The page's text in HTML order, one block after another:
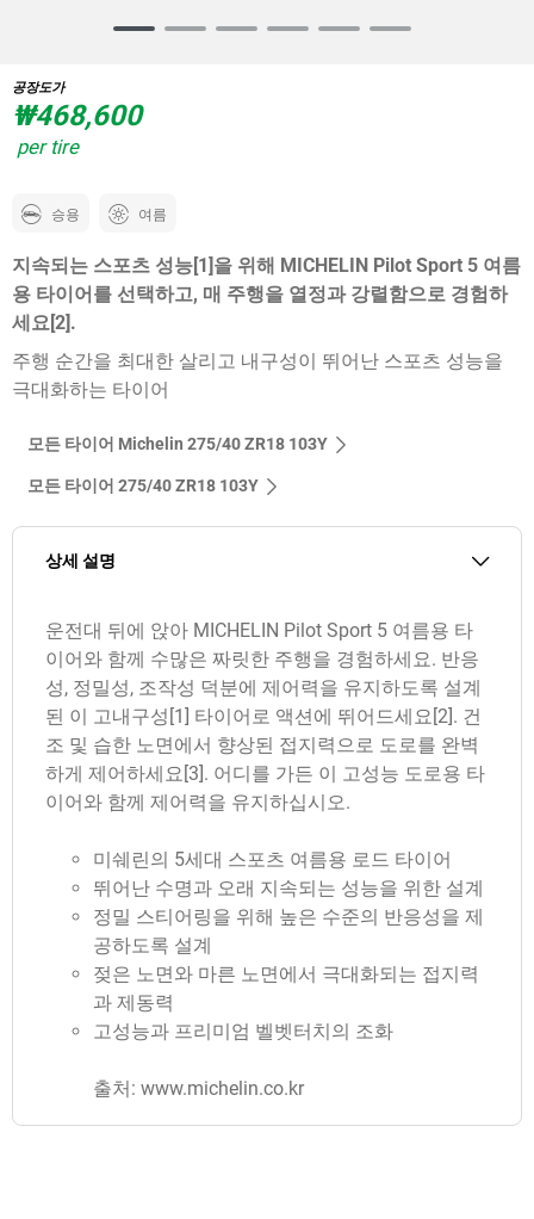
of
6
공장도가
₩468,600
per tire
승용 여름
지속되는 스포츠 성능[1]을 위해 MICHELIN Pilot Sport 5 여름
용 타이어를 선택하고, 매 주행을 열정과 강렬함으로 경험하
세요[2].
주행 순간을 최대한 살리고 내구성이 뛰어난 스포츠 성능을
극대화하는 타이어
모든 타이어 Michelin 275/40 ZR18 103Y
모든 타이어‎ 275/40 ZR18 103Y
상세 설명
운전대 뒤에 앉아 MICHELIN Pilot Sport 5 여름용 타
이어와 함께 수많은 짜릿한 주행을 경험하세요. 반응
성, 정밀성, 조작성 덕분에 제어력을 유지하도록 설계
된 이 고내구성[1] 타이어로 액션에 뛰어드세요[2]. 건
조 및 습한 노면에서 향상된 접지력으로 도로를 완벽
하게 제어하세요[3]. 어디를 가든 이 고성능 도로용 타
이어와 함께 제어력을 유지하십시오.
미쉐린의 5세대 스포츠 여름용 로드 타이어
뛰어난 수명과 오래 지속되는 성능을 위한 설계
정밀 스티어링을 위해 높은 수준의 반응성을 제
공하도록 설계
젖은 노면와 마른 노면에서 극대화되는 접지력
과 제동력
고성능과 프리미엄 벨벳터치의 조화
출처: www.michelin.co.kr